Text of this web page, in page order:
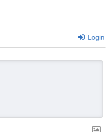
Login